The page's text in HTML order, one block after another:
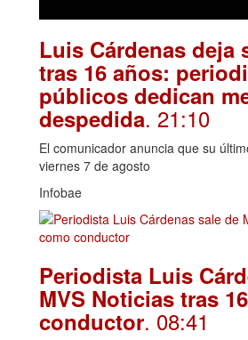
Luis Cárdenas deja
tras 16 años:
públicos dedican
despedida. 21:10
El comunicador anuncia que su
viernes 7 de agosto
Infobae
Periodista Luis
MVS Noticias tras
conductor. 08:41